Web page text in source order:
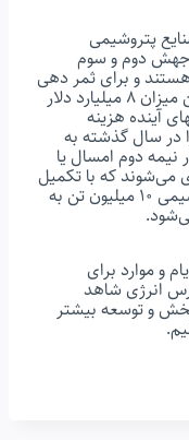
پتروشیمی
جهش دوم و سوم
که این طرح‌ها ۴۸ طرح هستند و برای ثمر دهی
آنها به ۳۰ میلیارد دلار نیاز است که از این میزان ۸ میلیارد دلار
آینده هزینه
موفق شدیم ۱۷ طرح را در سال گذشته به
نیمه دوم امسال یا
می‌شوند که با تکمیل
طرح‌های برنامه جهش دوم صنعت پتروشیمی ۱۰ میلیون تن به
و موارد برای
انرژی شاهد
و توسعه بیشتر